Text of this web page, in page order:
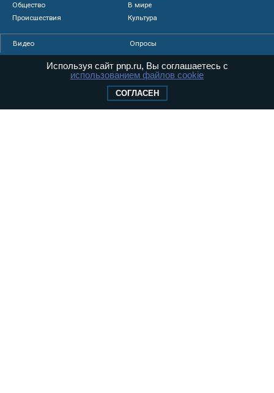
Общество
В мире
Происшествия
Культура
Видео
Опросы
Фото
Персоны
Регионы
Интервью
Используя сайт pnp.ru, Вы соглашаетесь с
использованием файлов cookie
СОГЛАСЕН